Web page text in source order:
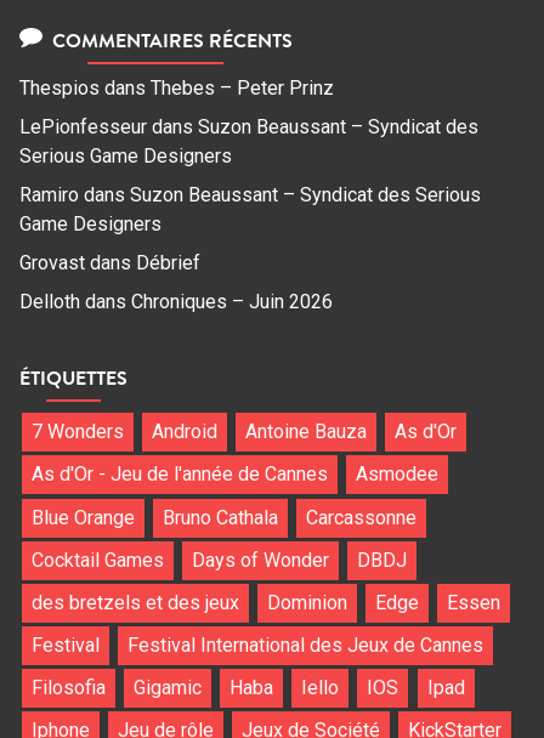
COMMENTAIRES RÉCENTS
Thespios dans Thebes – Peter Prinz
LePionfesseur dans Suzon Beaussant – Syndicat des
Serious Game Designers
Ramiro dans Suzon Beaussant – Syndicat des Serious
Game Designers
Grovast dans Débrief
Delloth dans Chroniques – Juin 2026
ÉTIQUETTES
7 Wonders Android Antoine Bauza
As d'Or
As d'Or - Jeu de l'année de Cannes
Asmodee
Blue Orange
Bruno Cathala
Carcassonne
Cocktail Games
Days of Wonder
DBDJ
des bretzels et des jeux
Dominion Edge
Essen
Festival
Festival International des Jeux de Cannes
Filosofia
Gigamic Haba Iello IOS
Ipad
Iphone
Jeu de rôle Jeux de Société KickStarter